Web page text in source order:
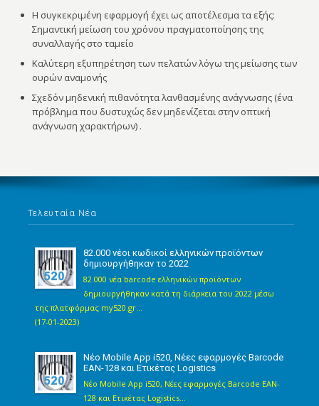
Η συγκεκριμένη εφαρμογή έχει ως αποτέλεσμα τα εξής:
Σημαντική μείωση του χρόνου πραγματοποίησης της
συναλλαγής στο ταμείο
Καλύτερη εξυπηρέτηση των πελατών λόγω της μείωσης των
ουρών αναμονής
Σχεδόν μηδενική πιθανότητα λανθασμένης ανάγνωσης (ένα
πρόβλημα που δυστυχώς δεν μηδενίζεται στην οπτική
ανάγνωση χαρακτήρων) .
Τελευταία Νέα
82.000 νέοι κωδικοί ελληνικών προϊόντων
δημιουργήθηκαν το 2022
82.000 νέα barcode ελληνικών προϊόντων
δημιουργήθηκαν κατά τη διάρκεια του 2022 μέσω
της πλατφόρμας my520.gr...
(17-01-2023)
Νέο Mobile App i520, Νέες εφαρμογές Barcode
EAN-128 και Ετικέτας Logistics
Νέο Mobile App i520, Νέες εφαρμογές Barcode EAN-
128 και Ετικέτας Logistics...